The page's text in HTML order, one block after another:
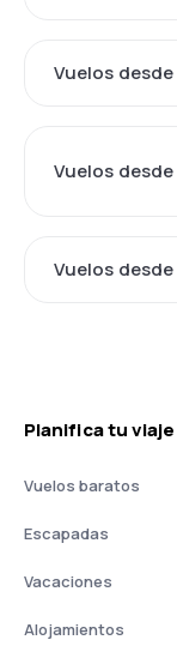
Vuelos desde
Vuelos desde
Vuelos desde
Planifica tu viaje
Vuelos baratos
Escapadas
Vacaciones
Alojamientos